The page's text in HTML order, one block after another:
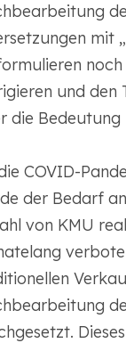
mit
und den
die Bedeutung
COVID-
der Bedarf
von KMU